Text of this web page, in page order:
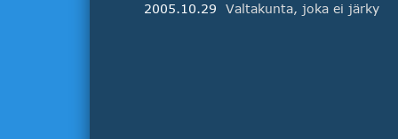
2005.10.29
Valtakunta, joka ei järky